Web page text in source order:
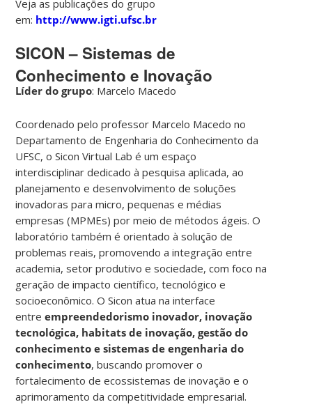
Veja as publicações do grupo
em: http://www.igti.ufsc.br
SICON – Sistemas de
Conhecimento e Inovação
Líder do grupo: Marcelo Macedo
Coordenado pelo professor Marcelo Macedo no
Departamento de Engenharia do Conhecimento da
UFSC, o Sicon Virtual Lab é um espaço
interdisciplinar dedicado à pesquisa aplicada, ao
planejamento e desenvolvimento de soluções
inovadoras para micro, pequenas e médias
empresas (MPMEs) por meio de métodos ágeis. O
laboratório também é orientado à solução de
problemas reais, promovendo a integração entre
academia, setor produtivo e sociedade, com foco na
geração de impacto científico, tecnológico e
socioeconômico. O Sicon atua na interface
entreempreendedorismo inovador, inovação
tecnológica, habitats de inovação, gestão do
conhecimento e sistemas de engenharia do
conhecimento, buscando promover o
fortalecimento de ecossistemas de inovação e o
aprimoramento da competitividade empresarial.